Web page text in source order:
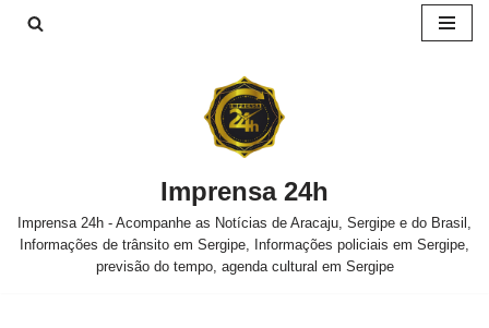
Imprensa 24h
Imprensa 24h - Acompanhe as Notícias de Aracaju, Sergipe e do Brasil,
Informações de trânsito em Sergipe, Informações policiais em Sergipe,
previsão do tempo, agenda cultural em Sergipe